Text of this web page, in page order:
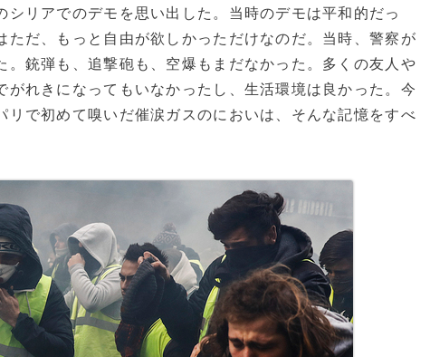
リアでのデモを思い出した。当時のデモは平和的だっ
だ、もっと自由が欲しかっただけなのだ。当時、警察が
銃弾も、追撃砲も、空爆もまだなかった。多くの友人や
れきになってもいなかったし、生活環境は良かった。今
で初めて嗅いだ催涙ガスのにおいは、そんな記憶をすべ